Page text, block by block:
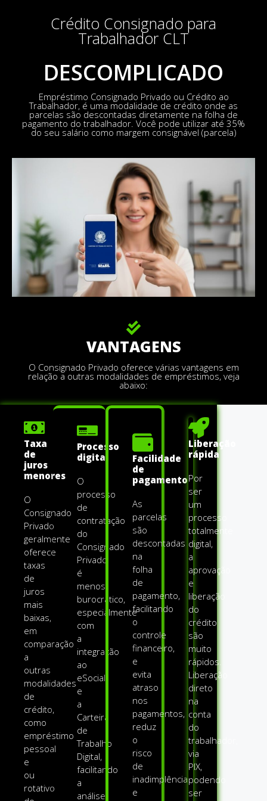
Crédito Consignado para
Trabalhador CLT
DESCOMPLICADO
Empréstimo Consignado Privado ou Crédito ao
Trabalhador, é uma modalidade de crédito onde as
parcelas são descontadas diretamente na folha de
pagamento do trabalhador. Você pode utilizar até 35%
do seu salário como margem consignável (parcela)
VANTAGENS
O Consignado Privado oferece várias vantagens em
relação a outras modalidades de empréstimos, veja
abaixo:
Taxa
de
juros
menores
O
Consignado
Privado
geralmente
oferece
taxas
de
juros
mais
baixas,
em
comparação
a
outras
modalidades
de
crédito,
como
empréstimo
pessoal
e
ou
rotativo
Processo
digital
O
processo
de
contratação
do
Consignado
Privado
é
menos
burocrático,
especialmente
com
a
integração
ao
eSocial
e
a
Carteira
de
Trabalho
Digital,
facilitando
a
análise
Facilidade
de
pagamento
As
parcelas
são
descontadas
na
folha
de
pagamento,
facilitando
o
controle
financeiro,
e
evita
atraso
nos
pagamentos,
reduz
o
risco
de
inadimplência
e
Liberação
rápida
Por
ser
um
processo
totalmente
digital,
a
aprovação
e
liberação
do
crédito
são
muito
rápidos.
Liberação
direto
na
conta
do
trabalhador,
via
PIX,
podendo
ser